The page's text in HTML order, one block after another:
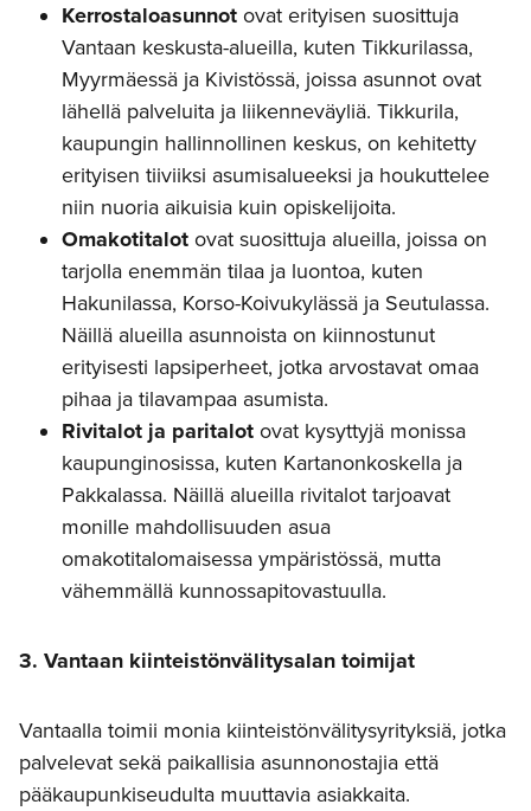
Kerrostaloasunnot ovat erityisen suosittuja
Vantaan keskusta-alueilla, kuten Tikkurilassa,
Myyrmäessä ja Kivistössä, joissa asunnot ovat
lähellä palveluita ja liikenneväyliä. Tikkurila,
kaupungin hallinnollinen keskus, on kehitetty
erityisen tiiviiksi asumisalueeksi ja houkuttelee
niin nuoria aikuisia kuin opiskelijoita.
Omakotitalot ovat suosittuja alueilla, joissa on
tarjolla enemmän tilaa ja luontoa, kuten
Hakunilassa, Korso-Koivukylässä ja Seutulassa.
Näillä alueilla asunnoista on kiinnostunut
erityisesti lapsiperheet, jotka arvostavat omaa
pihaa ja tilavampaa asumista.
Rivitalot ja paritalot ovat kysyttyjä monissa
kaupunginosissa, kuten Kartanonkoskella ja
Pakkalassa. Näillä alueilla rivitalot tarjoavat
monille mahdollisuuden asua
omakotitalomaisessa ympäristössä, mutta
vähemmällä kunnossapitovastuulla.
3. Vantaan kiinteistönvälitysalan toimijat
Vantaalla toimii monia kiinteistönvälitysyrityksiä, jotka
palvelevat sekä paikallisia asunnonostajia että
pääkaupunkiseudulta muuttavia asiakkaita.